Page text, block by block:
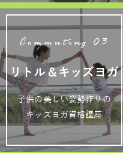
Commuting 03
リトル＆キッズヨガ
子供の美しい姿勢作りの
キッズヨガ資格講座